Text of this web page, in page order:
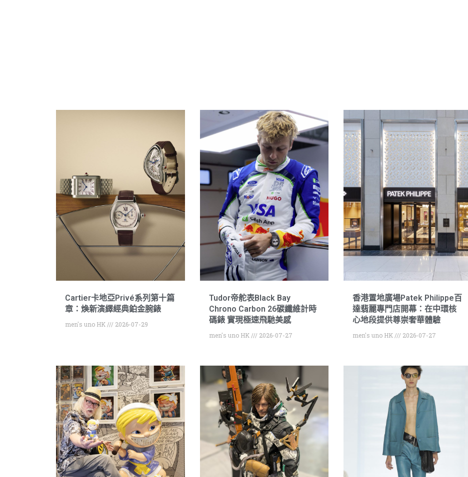
Cartier卡地亞Privé系列第十篇
章：煥新演繹經典鉑金腕錶
men's uno HK 2026-07-29
Tudor帝舵表Black Bay
Chrono Carbon 26碳纖維計時
碼錶 實現極速飛馳美感
men's uno HK 2026-07-27
香港置地廣場Patek Philippe百
達翡麗專門店開幕：在中環核
心地段提供尊崇奢華體驗
men's uno HK 2026-07-27